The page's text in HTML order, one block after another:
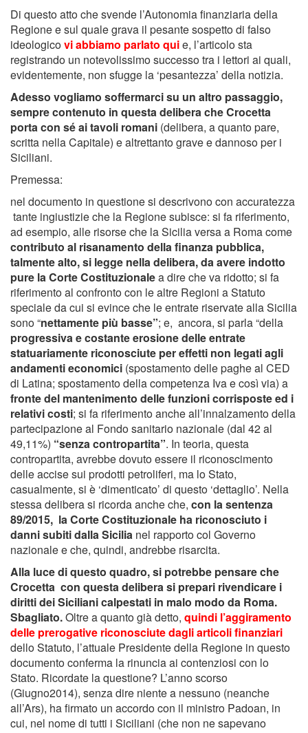
Di questo atto che svende l’Autonomia finanziaria della
Regione e sul quale grava il pesante sospetto di falso
ideologicovi abbiamo parlato quie, l’articolo sta
registrando un notevolissimo successo tra i lettori ai quali,
evidentemente, non sfugge la ‘pesantezza’ della notizia.
Adesso vogliamo soffermarci su un altro passaggio,
sempre contenuto in questa delibera che Crocetta
porta con sé ai tavoli romani (delibera, a quanto pare,
scritta nella Capitale) e altrettanto grave e dannoso per i
Siciliani.
Premessa:
nel documento in questione si descrivono con accuratezza
tante ingiustizie che la Regione subisce: si fa riferimento,
ad esempio, alle risorse che la Sicilia versa a Roma come
contributo al risanamento della finanza pubblica,
talmente alto, si legge nella delibera, da avere indotto
pure la Corte Costituzionalea dire che va ridotto; si fa
riferimento al confronto con le altre Regioni a Statuto
speciale da cui si evince che le entrate riservate alla Sicilia
sono “nettamente più basse”; e, ancora, si parla “della
progressiva e costante erosione delle entrate
statuariamente riconosciute per effetti non legati agli
andamenti economici (spostamento delle paghe al CED
di Latina; spostamento della competenza Iva e così via) a
fronte del mantenimento delle funzioni corrisposte ed i
relativi costi; si fa riferimento anche all’innalzamento della
partecipazione al Fondo sanitario nazionale (dal 42 al
49,11%) “senza contropartita”. In teoria, questa
contropartita, avrebbe dovuto essere il riconoscimento
delle accise sui prodotti petroliferi, ma lo Stato,
casualmente, si è ‘dimenticato’ di questo ‘dettaglio’. Nella
stessa delibera si ricorda anche che, con la sentenza
89/2015, la Corte Costituzionale ha riconosciuto i
danni subiti dalla Sicilia nel rapporto col Governo
nazionale e che, quindi, andrebbe risarcita.
Alla luce di questo quadro, si potrebbe pensare che
Crocetta con questa delibera si prepari rivendicare i
diritti dei Siciliani calpestati in malo modo da Roma.
Sbagliato.Oltre a quanto già detto, quindi l’aggiramento
delle prerogative riconosciute dagli articoli finanziari
dello Statuto, l’attuale Presidente della Regione in questo
documento conferma la rinuncia ai contenziosi con lo
Stato. Ricordate la questione? L’anno scorso
(Giugno2014), senza dire niente a nessuno (neanche
all’Ars), ha firmato un accordo con il ministro Padoan, in
cui, nel nome di tutti i Siciliani (che non ne sapevano